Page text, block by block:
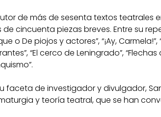
de más de sesenta textos teatrales
de cincuenta piezas breves. Entre su
o De piojos y actores”, “¡Ay,
“El cerco de Leningrado”,
faceta de investigador y divulgador,
y teoría teatral, que se han